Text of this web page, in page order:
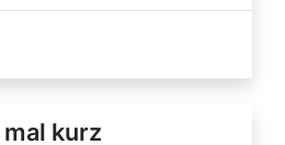
kurz